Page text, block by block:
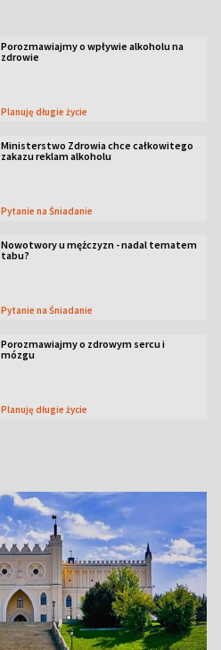
Porozmawiajmy o wpływie alkoholu na
zdrowie
Planuję długie życie
Ministerstwo Zdrowia chce całkowitego
zakazu reklam alkoholu
Pytanie na Śniadanie
Nowotwory u mężczyzn - nadal tematem
tabu?
Pytanie na Śniadanie
Porozmawiajmy o zdrowym sercu i
mózgu
Planuję długie życie